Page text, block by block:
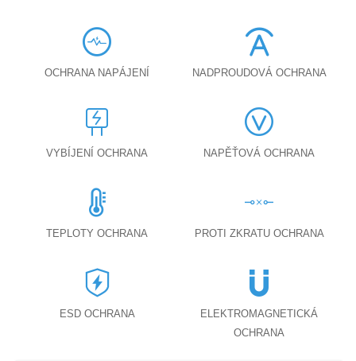
OCHRANA NAPÁJENÍ NADPROUDOVÁ OCHRANA
VYBÍJENÍ OCHRANA NAPĚŤOVÁ OCHRANA
TEPLOTY OCHRANA PROTI ZKRATU OCHRANA
ESD OCHRANA
ELEKTROMAGNETICKÁ
OCHRANA